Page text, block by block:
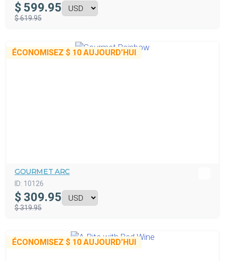
$ 599.95
$ 619.95
ÉCONOMISEZ $ 10 AUJOURD’HUI
GOURMET ARC
ID: 10126
$ 309.95
$ 319.95
ÉCONOMISEZ $ 10 AUJOURD’HUI